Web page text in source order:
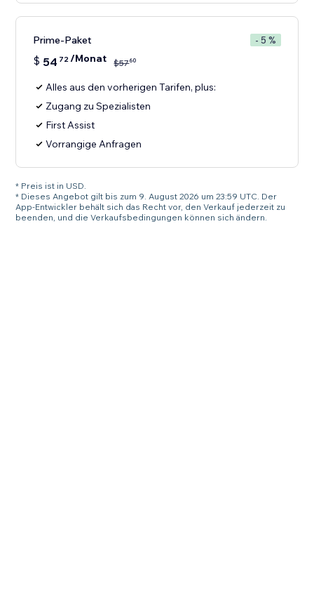
Prime-Paket - 5 %
$ 54 72/Monat $5760
Alles aus den vorherigen Tarifen, plus:
Zugang zu Spezialisten
First Assist
Vorrangige Anfragen
* Preis ist in USD.
* Dieses Angebot gilt bis zum 9. August 2026 um 23:59 UTC. Der
App-Entwickler behält sich das Recht vor, den Verkauf jederzeit zu
beenden, und die Verkaufsbedingungen können sich ändern.